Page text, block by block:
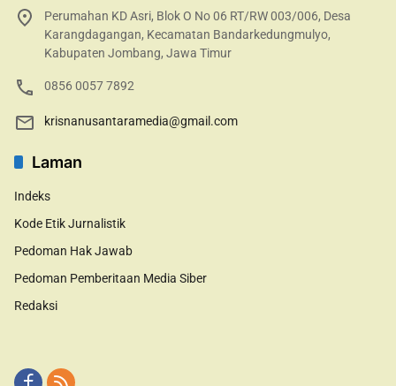
Perumahan KD Asri, Blok O No 06 RT/RW 003/006, Desa
Karangdagangan, Kecamatan Bandarkedungmulyo,
Kabupaten Jombang, Jawa Timur
0856 0057 7892
krisnanusantaramedia@gmail.com
Laman
Indeks
Kode Etik Jurnalistik
Pedoman Hak Jawab
Pedoman Pemberitaan Media Siber
Redaksi